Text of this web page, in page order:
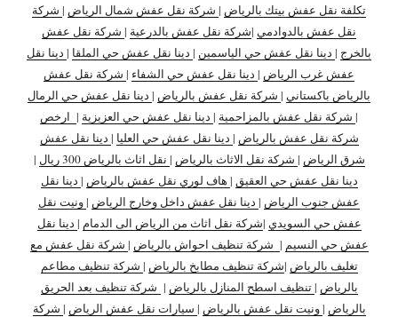
تكلفة نقل عفش بيتك بالرياض | شركة نقل عفش شمال الرياض | شركة
نقل عفش بالدوادمي |شركة نقل عفش بالدرعية | شركة نقل عفش
بالخرج | دينا نقل عفش حي الياسمين | دينا نقل عفش حي الملقا | دينا نقل
عفش غرب الرياض | دينا نقل عفش حي الشفاء | شركة نقل عفش
بالرياض باكستاني | شركة نقل عفش بالرياض | دينا نقل عفش حي الرمال
| شركة نقل عفش بالمزاحمية | دينا نقل عفش حي العزيزية | ارخص
شركة نقل عفش بالرياض | دينا نقل عفش حي العليا | دينا نقل عفش
شرق الرياض | شركة نقل الاثاث بالرياض | نقل اثاث بالرياض 300 ريال
|
دينا نقل عفش حي العقيق | هاف لوري نقل عفش بالرياض | دينا نقل
عفش جنوب الرياض | دينا نقل عفش داخل وخارج الرياض | ونيت نقل
عفش حي السويدي |شركة نقل اثاث من الرياض الى الدمام | دينا نقل
عفش حي النسيم | شركة تنظيف احواش بالرياض | شركة نقل عفش مع
تغليف بالرياض |شركة تنظيف مطابخ بالرياض | شركة تنظيف مطاعم
بالرياض | تنظيف اسطح المنازل بالرياض | شركة تنظيف بعد الحريق
بالرياض | ونيت نقل عفش بالرياض | سيارات نقل عفش الرياض | شركة